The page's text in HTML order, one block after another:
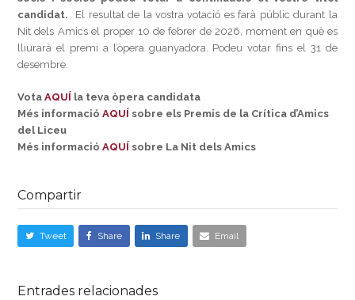
candidat. El resultat de la vostra votació es farà públic durant la
Nit dels Amics el proper 10 de febrer de 2026, moment en què es
lliurarà el premi a l’òpera guanyadora. Podeu votar fins el 31 de
desembre.
VotaAQUÍ la teva òpera candidata
Més informacióAQUÍ sobre els Premis de la Crítica d’Amics
del Liceu
Més informacióAQUÍ sobre La Nit dels Amics
Compartir
Tweet Share Share Email
Entrades relacionades